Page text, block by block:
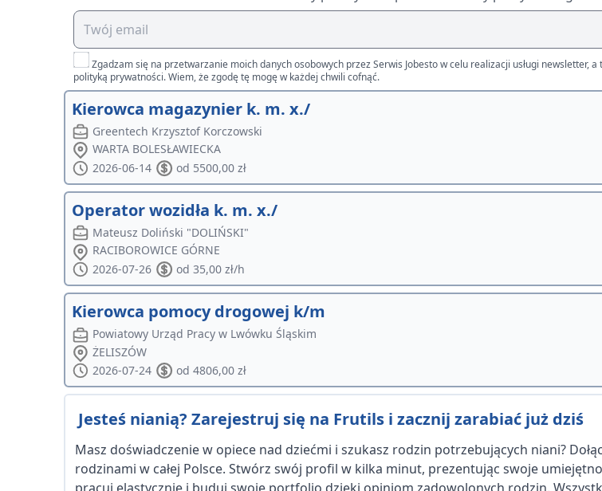
Zgadzam się na przetwarzanie moich danych osobowych przez Serwis Jobesto w celu realizacji usługi newsletter,
polityką prywatności. Wiem, że zgodę tę mogę w każdej chwili cofnąć.
Kierowca magazynier k. m. x./
Greentech Krzysztof Korczowski
WARTA BOLESŁAWIECKA
2026-06-14
od 5500,00 zł
Operator wozidła k. m. x./
Mateusz Doliński "DOLIŃSKI"
RACIBOROWICE GÓRNE
2026-07-26
od 35,00 zł/h
Kierowca pomocy drogowej k/m
Powiatowy Urząd Pracy w Lwówku Śląskim
ŻELISZÓW
2026-07-24
od 4806,00 zł
Jesteś nianią? Zarejestruj się na Frutils i zacznij zarabiać już dziś
Masz doświadczenie w opiece nad dziećmi i szukasz rodzin potrzebujących niani?
rodzinami w całej Polsce. Stwórz swój profil w kilka minut, prezentując swoje